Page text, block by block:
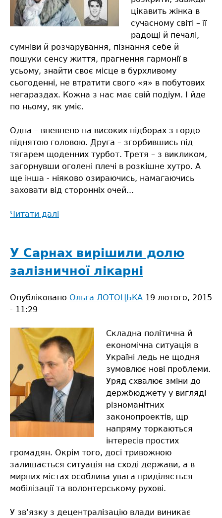
цікавить жінка в
сучасному світі – її
радощі й печалі,
сумніви й розчарування, пізнання себе й
пошуки сенсу життя, прагнення гармонії в
усьому, знайти своє місце в бурхливому
сьогоденні, не втратити свого «я» в побутових
негараздах. Кожна з нас має свій подіум. І йде
по ньому, як уміє.
Одна – впевнено на високих підборах з гордо
піднятою головою. Друга – згорбившись під
тягарем щоденних турбот. Третя – з викликом,
загорнувши оголені плечі в розкішне хутро. А
ще інша - ніяково озираючись, намагаючись
заховати від сторонніх очей...
Читати далі
малює
Бейонсе,
Руслану,
У Сарнах вирішили долю
залізничної лікарні
Опубліковано Ольга ЛОТОЦЬКА 19 лютого, 2015
- 11:29
Складна політична й
економічна ситуація в
Україні ледь не щодня
зумовлює нові проблеми.
Уряд схвалює зміни до
держбюджету у вигляді
різноманітних
законопроектів, щр
напряму торкаються
інтересів простих
громадян. Окрім того, досі тривожною
залишається ситуація на сході держави, а в
мирних містах особлива увага приділяється
мобілізації та волонтерському рухові.
У зв’язку з децентралізацію влади виникає